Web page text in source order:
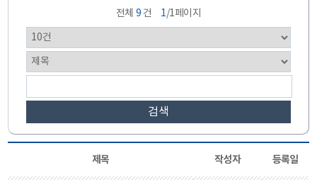
전체 9 건 1/1페이지
검색
제목 작성자 등록일